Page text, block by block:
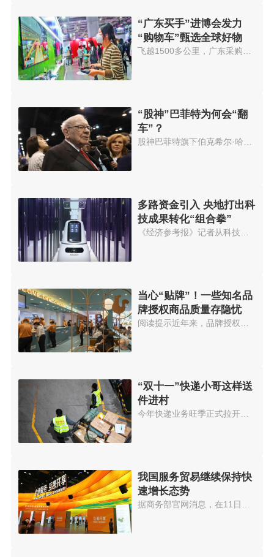
“广东买手”进博会发力
“购物车”甄选全球好物
“股神”巴菲特为何会“翻
车”？
多路资金引入 央地打出科
技成果转化“组合拳”
当心“贴牌”！一些知名品
牌授权商品质量存隐忧
“双十一”快递小哥这样送
件进村
今年快递业务旺季正式拉开帷幕。...
我国服务贸易继续保持快
速增长态势
据商务部官网消息，在11日召开的...